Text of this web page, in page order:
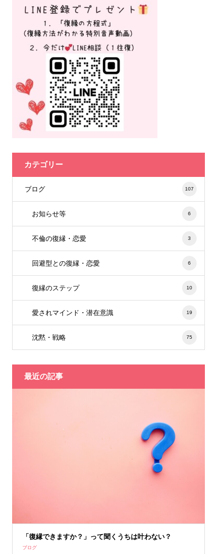
カテゴリー
ブログ 107
お知らせ等 6
不倫の復縁・恋愛 3
回避型との復縁・恋愛 6
復縁のステップ 10
愛されマインド・潜在意識 19
沈黙・戦略 75
最近の記事
「復縁できますか？」って聞くうちは叶わない？
ブログ